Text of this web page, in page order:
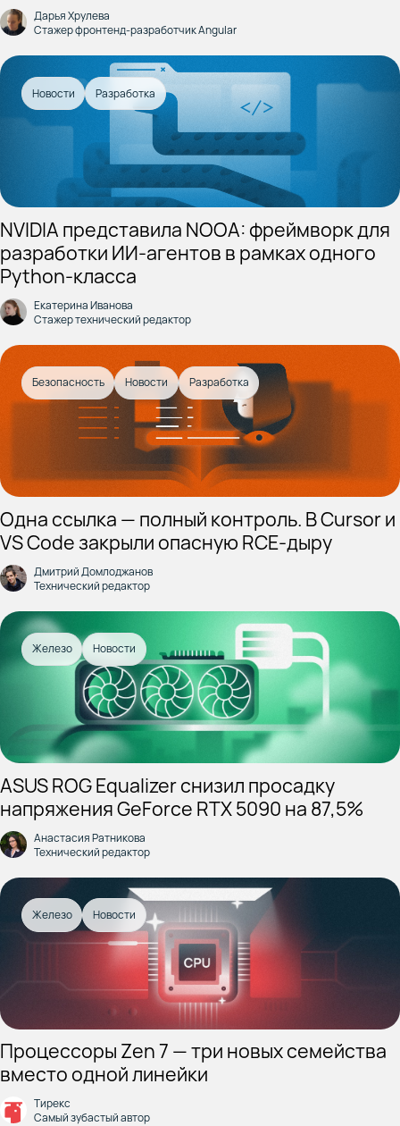
Дарья Хрулева
Стажер фронтенд-разработчик Angular
Новости Разработка
NVIDIA представила NOOA: фреймворк для
разработки ИИ-агентов в рамках одного
Python-класса
Екатерина Иванова
Стажер технический редактор
Безопасность Новости Разработка
Одна ссылка — полный контроль. В Cursor и
VS Code закрыли опасную RCE-дыру
Дмитрий Домлоджанов
Технический редактор
Железо Новости
ASUS ROG Equalizer снизил просадку
напряжения GeForce RTX 5090 на 87,5%
Анастасия Ратникова
Технический редактор
Железо Новости
Процессоры Zen 7 — три новых семейства
вместо одной линейки
Тирекс
Самый зубастый автор